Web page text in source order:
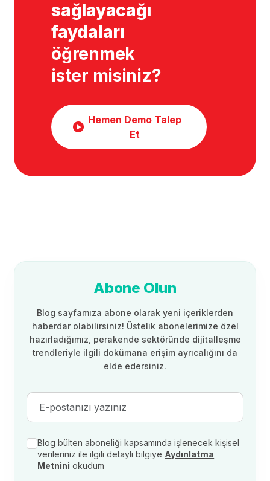
sağlayacağı
faydaları
öğrenmek
ister misiniz?
Hemen Demo Talep
Et
Abone Olun
Blog sayfamıza abone olarak yeni içeriklerden
haberdar olabilirsiniz! Üstelik abonelerimize özel
hazırladığımız, perakende sektöründe dijitalleşme
trendleriyle ilgili dokümana erişim ayrıcalığını da
elde edersiniz.
Blog bülten aboneliği kapsamında işlenecek kişisel
verileriniz ile ilgili detaylı bilgiye Aydınlatma
Metnini okudum